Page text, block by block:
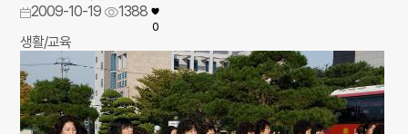
2009-10-19
1388
0
생활/교육